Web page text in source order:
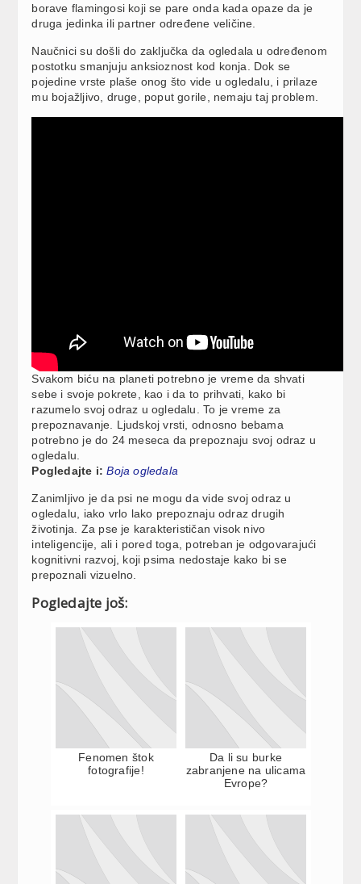
borave flamingosi koji se pare onda kada opaze da je
druga jedinka ili partner određene veličine.
Naučnici su došli do zaključka da ogledala u određenom
postotku smanjuju anksioznost kod konja. Dok se
pojedine vrste plaše onog što vide u ogledalu, i prilaze
mu bojažljivo, druge, poput gorile, nemaju taj problem.
Svakom biću na planeti potrebno je vreme da shvati
sebe i svoje pokrete, kao i da to prihvati, kako bi
razumelo svoj odraz u ogledalu. To je vreme za
prepoznavanje. Ljudskoj vrsti, odnosno bebama
potrebno je do 24 meseca da prepoznaju svoj odraz u
ogledalu.
Pogledajte i: Boja ogledala
Zanimljivo je da psi ne mogu da vide svoj odraz u
ogledalu, iako vrlo lako prepoznaju odraz drugih
životinja. Za pse je karakterističan visok nivo
inteligencije, ali i pored toga, potreban je odgovarajući
kognitivni razvoj, koji psima nedostaje kako bi se
prepoznali vizuelno.
Pogledajte još:
Fenomen štok
fotografije!
Da li su burke
zabranjene na ulicama
Evrope?